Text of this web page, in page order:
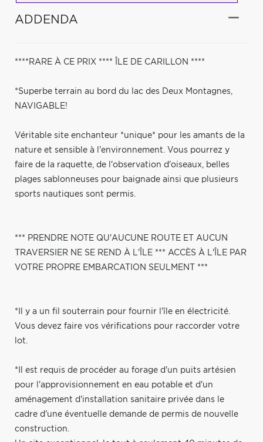
ADDENDA
****RARE À CE PRIX **** ÎLE DE CARILLON ****
*Superbe terrain au bord du lac des Deux Montagnes,
NAVIGABLE!
Véritable site enchanteur *unique* pour les amants de la
nature et sensible à l'environnement. Vous pourrez y
faire de la raquette, de l'observation d'oiseaux, belles
plages sablonneuses pour baignade ainsi que plusieurs
sports nautiques sont permis.
*** PRENDRE NOTE QU'AUCUNE ROUTE ET AUCUN
TRAVERSIER NE SE REND À L'ÎLE *** ACCÈS À L'ÎLE PAR
VOTRE PROPRE EMBARCATION SEULMENT ***
*Il y a un fil souterrain pour fournir l'île en électricité.
Vous devez faire vos vérifications pour raccorder votre
lot.
*Il est requis de procéder au forage d'un puits artésien
pour l'approvisionnement en eau potable et d'un
aménagement d'installation sanitaire privée dans le
cadre d'une éventuelle demande de permis de nouvelle
construction.